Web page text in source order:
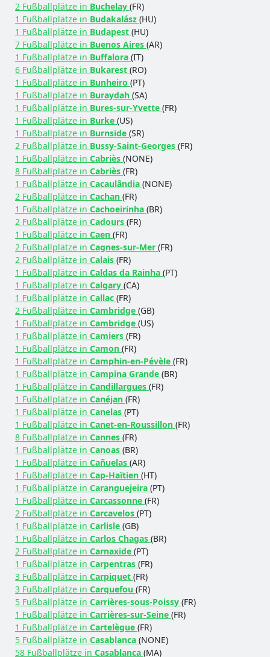
2 Fußballplätze in Buchelay (FR)
1 Fußballplätze in Budakalász (HU)
1 Fußballplätze in Budapest (HU)
7 Fußballplätze in Buenos Aires (AR)
1 Fußballplätze in Buffalora (IT)
6 Fußballplätze in Bukarest (RO)
1 Fußballplätze in Bunheiro (PT)
1 Fußballplätze in Buraydah (SA)
1 Fußballplätze in Bures-sur-Yvette (FR)
1 Fußballplätze in Burke (US)
1 Fußballplätze in Burnside (SR)
2 Fußballplätze in Bussy-Saint-Georges (FR)
1 Fußballplätze in Cabriès (NONE)
8 Fußballplätze in Cabriès (FR)
1 Fußballplätze in Cacaulândia (NONE)
2 Fußballplätze in Cachan (FR)
1 Fußballplätze in Cachoeirinha (BR)
2 Fußballplätze in Cadours (FR)
1 Fußballplätze in Caen (FR)
2 Fußballplätze in Cagnes-sur-Mer (FR)
2 Fußballplätze in Calais (FR)
1 Fußballplätze in Caldas da Rainha (PT)
1 Fußballplätze in Calgary (CA)
1 Fußballplätze in Callac (FR)
2 Fußballplätze in Cambridge (GB)
1 Fußballplätze in Cambridge (US)
1 Fußballplätze in Camiers (FR)
1 Fußballplätze in Camon (FR)
1 Fußballplätze in Camphin-en-Pévèle (FR)
1 Fußballplätze in Campina Grande (BR)
1 Fußballplätze in Candillargues (FR)
1 Fußballplätze in Canéjan (FR)
1 Fußballplätze in Canelas (PT)
1 Fußballplätze in Canet-en-Roussillon (FR)
8 Fußballplätze in Cannes (FR)
1 Fußballplätze in Canoas (BR)
1 Fußballplätze in Cañuelas (AR)
1 Fußballplätze in Cap-Haïtien (HT)
1 Fußballplätze in Caranguejeira (PT)
1 Fußballplätze in Carcassonne (FR)
2 Fußballplätze in Carcavelos (PT)
1 Fußballplätze in Carlisle (GB)
1 Fußballplätze in Carlos Chagas (BR)
2 Fußballplätze in Carnaxide (PT)
1 Fußballplätze in Carpentras (FR)
3 Fußballplätze in Carpiquet (FR)
3 Fußballplätze in Carquefou (FR)
5 Fußballplätze in Carrières-sous-Poissy (FR)
1 Fußballplätze in Carrières-sur-Seine (FR)
1 Fußballplätze in Cartelègue (FR)
5 Fußballplätze in Casablanca (NONE)
58 Fußballplätze in Casablanca (MA)